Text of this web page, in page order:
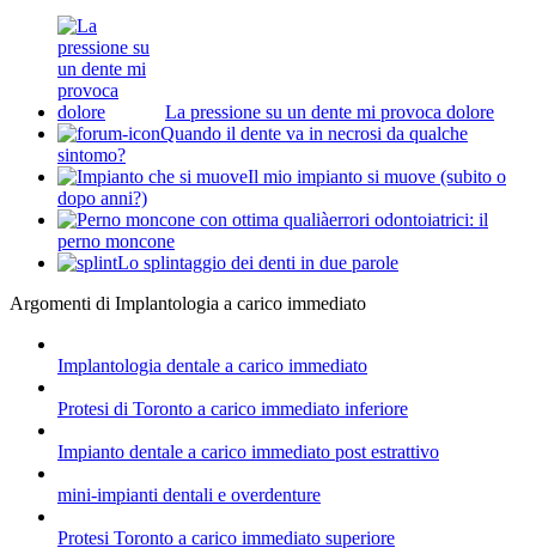
La pressione su un dente mi provoca dolore
Quando il dente va in necrosi da qualche
sintomo?
Il mio impianto si muove (subito o
dopo anni?)
errori odontoiatrici: il
perno moncone
Lo splintaggio dei denti in due parole
Argomenti di Implantologia a carico immediato
Implantologia dentale a carico immediato
Protesi di Toronto a carico immediato inferiore
Impianto dentale a carico immediato post estrattivo
mini-impianti dentali e overdenture
Protesi Toronto a carico immediato superiore